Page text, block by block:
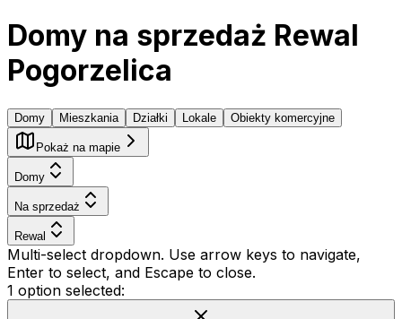
Domy na sprzedaż Rewal
Pogorzelica
Domy Mieszkania Działki Lokale Obiekty komercyjne
Pokaż na mapie
Domy
Na sprzedaż
Rewal
Multi-select dropdown. Use arrow keys to navigate,
Enter to select, and Escape to close.
1 option selected: